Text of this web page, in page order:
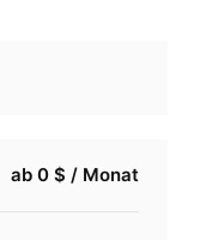
ab 0 $ / Monat